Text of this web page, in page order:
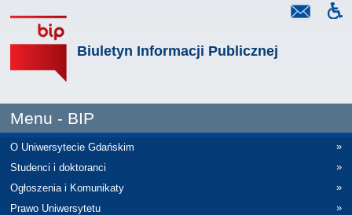
Biuletyn Informacji Publicznej
Menu - BIP
O Uniwersytecie Gdańskim
»
Studenci i doktoranci
»
Ogłoszenia i Komunikaty
»
Prawo Uniwersytetu
»